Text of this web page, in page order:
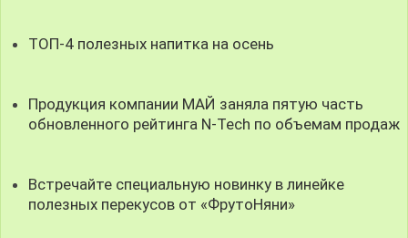
ТОП-4 полезных напитка на осень
Продукция компании МАЙ заняла пятую часть
обновленного рейтинга N-Tech по объемам продаж
Встречайте специальную новинку в линейке
полезных перекусов от «ФрутоНяни»